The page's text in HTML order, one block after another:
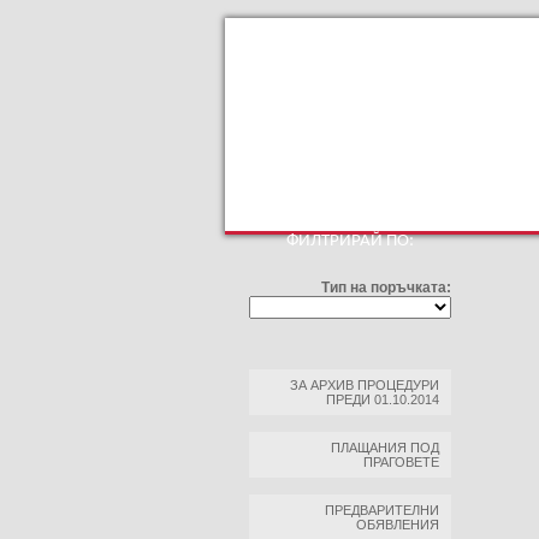
ФИЛТРИРАЙ ПО:
Тип на поръчката:
ЗА АРХИВ ПРОЦЕДУРИ
ПРЕДИ 01.10.2014
ПЛАЩАНИЯ ПОД
ПРАГОВЕТЕ
ПРЕДВАРИТЕЛНИ
ОБЯВЛЕНИЯ